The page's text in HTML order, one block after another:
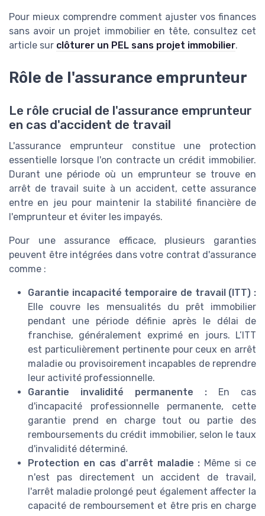
Pour mieux comprendre comment ajuster vos finances
sans avoir un projet immobilier en tête, consultez cet
article sur clôturer un PEL sans projet immobilier.
Rôle de l'assurance emprunteur
Le rôle crucial de l'assurance emprunteur
en cas d'accident de travail
L'assurance emprunteur constitue une protection
essentielle lorsque l'on contracte un crédit immobilier.
Durant une période où un emprunteur se trouve en
arrêt de travail suite à un accident, cette assurance
entre en jeu pour maintenir la stabilité financière de
l'emprunteur et éviter les impayés.
Pour une assurance efficace, plusieurs garanties
peuvent être intégrées dans votre contrat d'assurance
comme :
Garantie incapacité temporaire de travail (ITT) :
Elle couvre les mensualités du prêt immobilier
pendant une période définie après le délai de
franchise, généralement exprimé en jours. L’ITT
est particulièrement pertinente pour ceux en arrêt
maladie ou provisoirement incapables de reprendre
leur activité professionnelle.
Garantie invalidité permanente : En cas
d'incapacité professionnelle permanente, cette
garantie prend en charge tout ou partie des
remboursements du crédit immobilier, selon le taux
d'invalidité déterminé.
Protection en cas d'arrêt maladie : Même si ce
n'est pas directement un accident de travail,
l'arrêt maladie prolongé peut également affecter la
capacité de remboursement et être pris en charge